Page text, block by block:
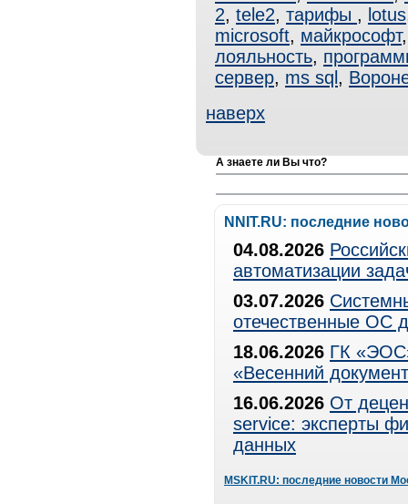
2, tele2, тарифы , lotus
microsoft, майкрософт
лояльность,
сервер, ms sql ,
наверх
А знаете ли Вы что?
NNIT.RU: последние
04.08.2026
автоматизации
03.07.2026
отечественные ОС
18.06.2026 ГК
«Весенний
16.06.2026 От
service: эксперты
данных
MSKIT.RU: последние новости